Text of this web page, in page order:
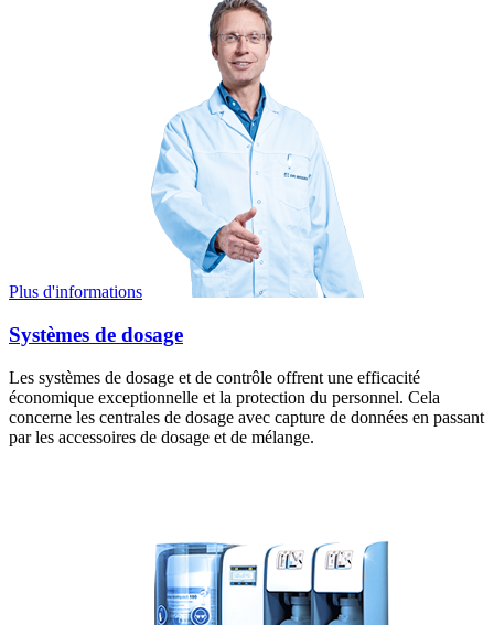
Plus d'informations
Systèmes de dosage
Les systèmes de dosage et de contrôle offrent une efficacité
économique exceptionnelle et la protection du personnel. Cela
concerne les centrales de dosage avec capture de données en passant
par les accessoires de dosage et de mélange.